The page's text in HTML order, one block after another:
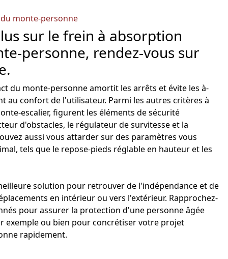
monte-personne
sur le frein à absorption
personne, rendez-vous sur
du monte-personne amortit les arrêts et évite les à-
au confort de l'utilisateur. Parmi les autres critères à
escalier, figurent les éléments de sécurité
d'obstacles, le régulateur de survitesse et la
aussi vous attarder sur des paramètres vous
tels que le repose-pieds réglable en hauteur et les
solution pour retrouver de l'indépendance et de
en intérieur ou vers l'extérieur. Rapprochez-
pour assurer la protection d'une personne âgée
exemple ou bien pour concrétiser votre projet
rapidement.